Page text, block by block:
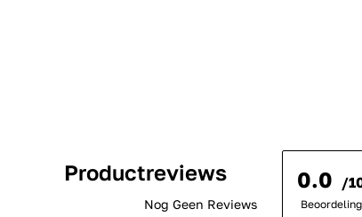
Productreviews
Nog Geen Reviews
0.0 /
Beoordeling